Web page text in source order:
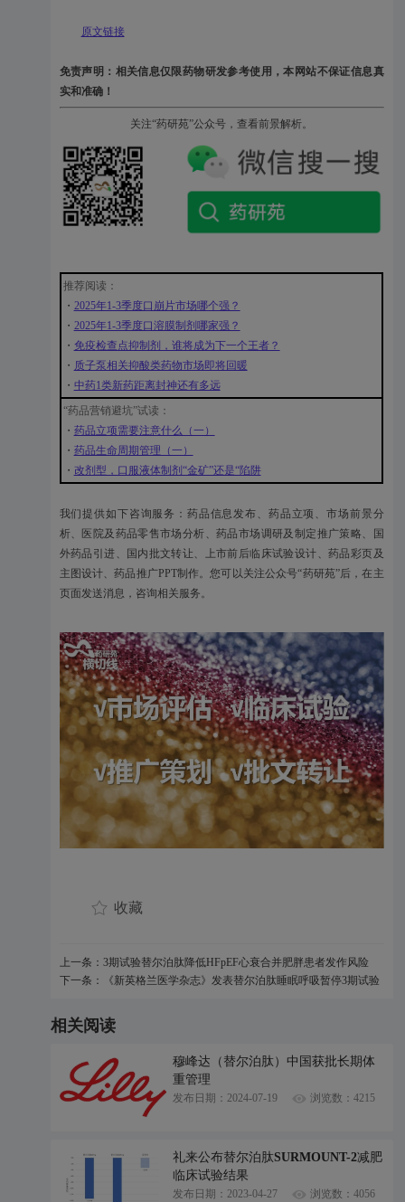
原文链接
免责声明：相关信息仅限药物研发参考使用，本网站不保证信息真
实和准确！
关注“药研苑”公众号，查看前景解析。
推荐阅读：
・ 2025年1-3季度口崩片市场哪个强？
・ 2025年1-3季度口溶膜制剂哪家强？
・ 免疫检查点抑制剂，谁将成为下一个王者？
・ 质子泵相关抑酸类药物市场即将回暖
・ 中药1类新药距离封神还有多远
“药品营销避坑”试读：
・ 药品立项需要注意什么（一）
・ 药品生命周期管理（一）
・ 改剂型，口服液体制剂“金矿”还是“陷阱
我们提供如下咨询服务：药品信息发布、药品立项、市场前景分
析、医院及药品零售市场分析、药品市场调研及制定推广策略、国
外药品引进、国内批文转让、上市前后临床试验设计、药品彩页及
主图设计、药品推广PPT制作。您可以关注公众号“药研苑”后，在主
页面发送消息，咨询相关服务。
收藏
上一条：3期试验替尔泊肽降低HFpEF心衰合并肥胖患者发作风险
下一条：《新英格兰医学杂志》发表替尔泊肽睡眠呼吸暂停3期试验
相关阅读
穆峰达（替尔泊肽）中国获批长期体
重管理
发布日期：2024-07-19 浏览数：4215
礼来公布替尔泊肽SURMOUNT-2减肥
临床试验结果
发布日期：2023-04-27 浏览数：4056